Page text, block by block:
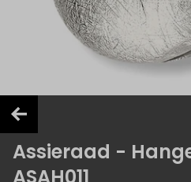
Assieraad -
ASAH011